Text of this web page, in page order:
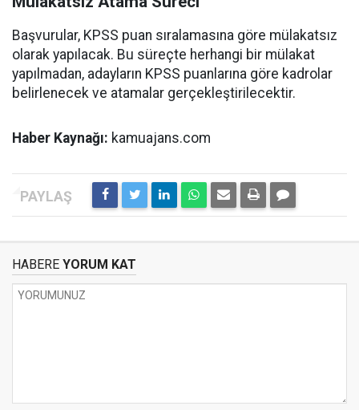
Başvurular, KPSS puan sıralamasına göre mülakatsız
olarak yapılacak. Bu süreçte herhangi bir mülakat
yapılmadan, adayların KPSS puanlarına göre kadrolar
belirlenecek ve atamalar gerçekleştirilecektir.
Haber Kaynağı: kamuajans.com
HABERE YORUM KAT